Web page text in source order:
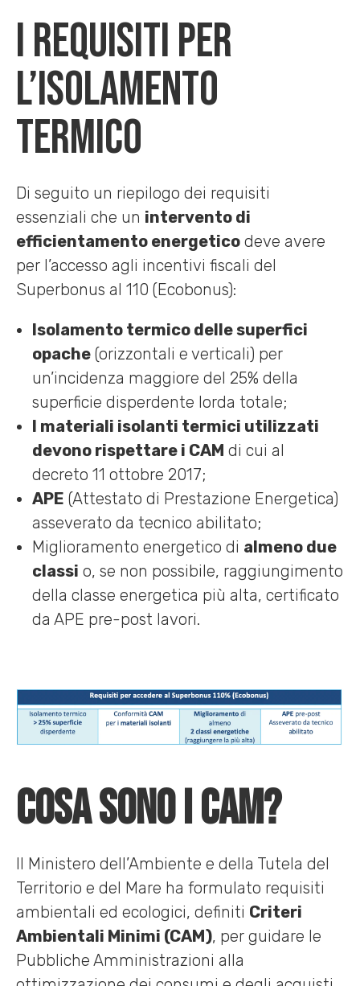
I requisiti per
l’isolamento
termico
Di seguito un riepilogo dei requisiti
essenziali che un intervento di
efficientamento energetico deve avere
per l’accesso agli incentivi fiscali del
Superbonus al 110 (Ecobonus):
Isolamento termico delle superfici
opache (orizzontali e verticali) per
un’incidenza maggiore del 25% della
superficie disperdente lorda totale;
I materiali isolanti termici utilizzati
devono rispettare i CAM di cui al
decreto 11 ottobre 2017;
APE (Attestato di Prestazione Energetica)
asseverato da tecnico abilitato;
Miglioramento energetico di almeno due
classi o, se non possibile, raggiungimento
della classe energetica più alta, certificato
da APE pre-post lavori.
Cosa sono i CAM?
Il Ministero dell’Ambiente e della Tutela del
Territorio e del Mare ha formulato requisiti
ambientali ed ecologici, definiti Criteri
Ambientali Minimi (CAM), per guidare le
Pubbliche Amministrazioni alla